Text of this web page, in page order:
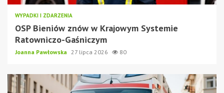
WYPADKI I ZDARZENIA
OSP Bieniów znów w Krajowym Systemie
Ratowniczo-Gaśniczym
Joanna Pawłowska 27 lipca 2026 80